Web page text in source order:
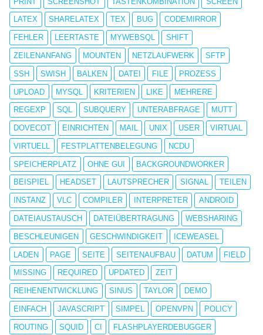
LATEX SHARELATEX TEX BUG CODEMIRROR
FEHLER LEERTASTE MYWEBSQL SHIFT
ZEILENANFANG MOUNTEN NETZLAUFWERK SFTP
SSH SWISH BALKEN DATEI FILE PROZESS
UPLOAD MYSQL KRITERIEN LIKE MEHRERE
REGEXP SQL SUBQUERY UNTERABFRAGE MUTT
DOVECOT EINRICHTEN MAIL UNIX USER VIRTUAL
VIRTUELL FESTPLATTENBELEGUNG NCDU
SPEICHERPLATZ OHNE GUI BACKGROUNDWORKER
BEISPIEL HEADSET LAUTSPRECHER SIGNAL TEILEN
INSTANZ VLC COMPILER INTERPRETER ANDROID
DATEIAUSTAUSCH DATEIÜBERTRAGUNG WEBSHARING
BESCHLEUNIGEN GESCHWINDIGKEIT ICEWEASEL
LADEN PAGE SEITE SEITENAUFBAU DATUM FIELD
MISSING REQUIRED UPDATED ZEIT
REIHENENTWICKLUNG SINUS TAYLOR DEMO
EINFACH JAVASCRIPT SIMPEL OPENVPN POLICY
ROUTING SQUID CI FLASHPLAYERDEBUGGER